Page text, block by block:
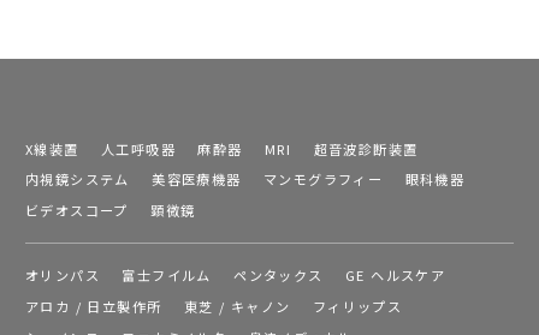
X線装置 人工呼吸器 麻酔器 MRI
超音波診断装置
内視鏡システム
美容医療機器 マンモグラフィー
眼科機器
ビデオスコープ
顕微鏡
オリンパス 富士フイルム ペンタックス
GE ヘルスケア
アロカ / 日立製作所
東芝 / キャノン
フィリップス